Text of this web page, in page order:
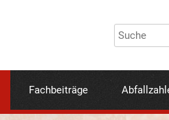
Fachbeiträge